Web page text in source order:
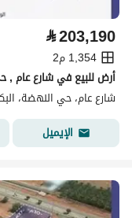
⃁203,190
1,354 م2
أرض للبيع في شارع عام ,
شارع عام، حي النهضة،
الإيميل